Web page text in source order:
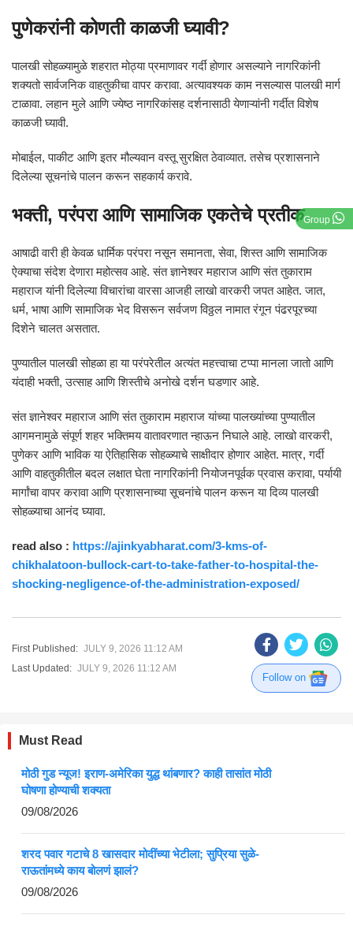
Group
पुणेकरांनी कोणती काळजी घ्यावी?
पालखी सोहळ्यामुळे शहरात मोठ्या प्रमाणावर गर्दी होणार असल्याने नागरिकांनी
शक्यतो सार्वजनिक वाहतुकीचा वापर करावा. अत्यावश्यक काम नसल्यास पालखी मार्ग
टाळावा. लहान मुले आणि ज्येष्ठ नागरिकांसह दर्शनासाठी येणाऱ्यांनी गर्दीत विशेष
काळजी घ्यावी.
मोबाईल, पाकीट आणि इतर मौल्यवान वस्तू सुरक्षित ठेवाव्यात. तसेच प्रशासनाने
दिलेल्या सूचनांचे पालन करून सहकार्य करावे.
भक्ती, परंपरा आणि सामाजिक एकतेचे प्रतीक
आषाढी वारी ही केवळ धार्मिक परंपरा नसून समानता, सेवा, शिस्त आणि सामाजिक
ऐक्याचा संदेश देणारा महोत्सव आहे. संत ज्ञानेश्वर महाराज आणि संत तुकाराम
महाराज यांनी दिलेल्या विचारांचा वारसा आजही लाखो वारकरी जपत आहेत. जात,
धर्म, भाषा आणि सामाजिक भेद विसरून सर्वजण विठ्ठल नामात रंगून पंढरपूरच्या
दिशेने चालत असतात.
पुण्यातील पालखी सोहळा हा या परंपरेतील अत्यंत महत्त्वाचा टप्पा मानला जातो आणि
यंदाही भक्ती, उत्साह आणि शिस्तीचे अनोखे दर्शन घडणार आहे.
संत ज्ञानेश्वर महाराज आणि संत तुकाराम महाराज यांच्या पालख्यांच्या पुण्यातील
आगमनामुळे संपूर्ण शहर भक्तिमय वातावरणात न्हाऊन निघाले आहे. लाखो वारकरी,
पुणेकर आणि भाविक या ऐतिहासिक सोहळ्याचे साक्षीदार होणार आहेत. मात्र, गर्दी
आणि वाहतुकीतील बदल लक्षात घेता नागरिकांनी नियोजनपूर्वक प्रवास करावा, पर्यायी
मार्गांचा वापर करावा आणि प्रशासनाच्या सूचनांचे पालन करून या दिव्य पालखी
सोहळ्याचा आनंद घ्यावा.
read also : https://ajinkyabharat.com/3-kms-of-
chikhalatoon-bullock-cart-to-take-father-to-hospital-the-
shocking-negligence-of-the-administration-exposed/
First Published: JULY 9, 2026 11:12 AM
Last Updated: JULY 9, 2026 11:12 AM
Follow on
Must Read
मोठी गुड न्यूज! इराण-अमेरिका युद्ध थांबणार? काही तासांत मोठी
घोषणा होण्याची शक्यता
09/08/2026
शरद पवार गटाचे 8 खासदार मोदींच्या भेटीला; सुप्रिया सुळे-
राऊतांमध्ये काय बोलणं झालं?
09/08/2026